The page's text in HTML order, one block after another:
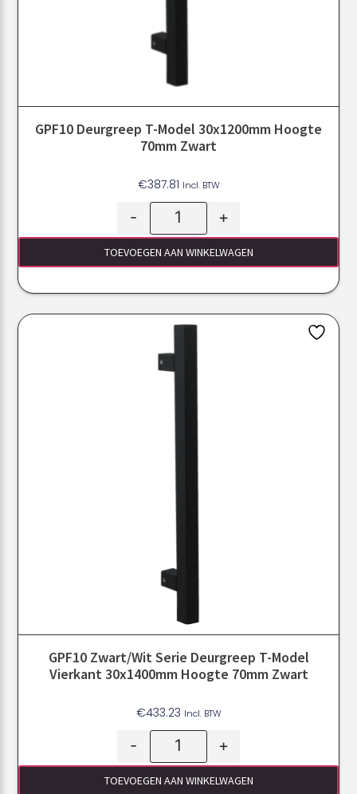
GPF10 Deurgreep T-Model 30x1200mm Hoogte
70mm Zwart
€387.81 Incl. BTW
- +
TOEVOEGEN AAN WINKELWAGEN
GPF10 Zwart/Wit Serie Deurgreep T-Model
Vierkant 30x1400mm Hoogte 70mm Zwart
€433.23 Incl. BTW
- +
TOEVOEGEN AAN WINKELWAGEN